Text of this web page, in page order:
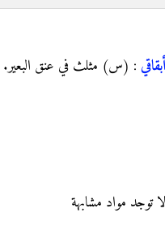
: (س) مثلث في عنق البعير.
لا توجد مواد مشابهة